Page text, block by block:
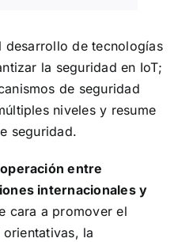
desarrollo de tecnologías
la seguridad en IoT;
de seguridad
niveles y resume
seguridad.
entre
internacionales y
cara a promover el
la